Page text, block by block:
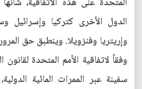
الدول الأخرى كتركيا وإسرائيل
وإريتريا وفنزويلا. وينطبق حق
وفقاً لاتفاقية الأمم المتحدة
سفينة عبر الممرات المائية